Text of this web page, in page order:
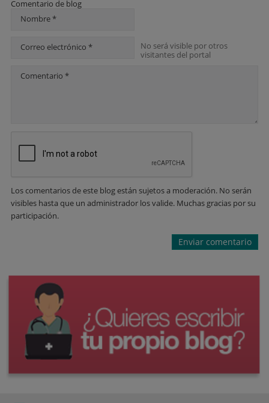
Comentario de blog
Nombre *
Correo electrónico *
No será visible por otros
visitantes del portal
Comentario *
Los comentarios de este blog están sujetos a moderación. No serán
visibles hasta que un administrador los valide. Muchas gracias por su
participación.